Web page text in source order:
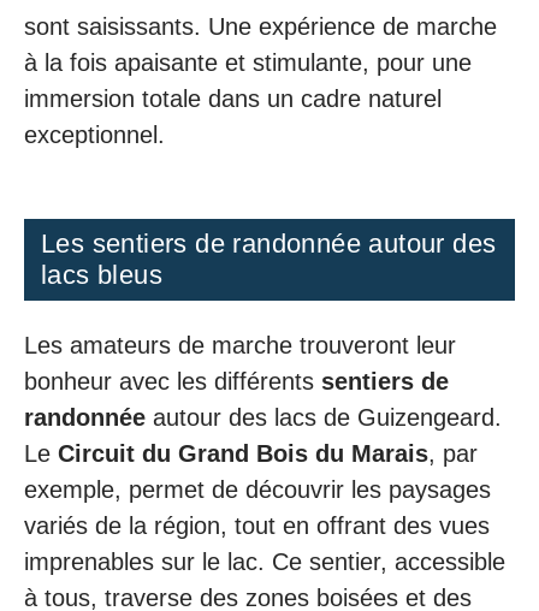
sont saisissants. Une expérience de marche
à la fois apaisante et stimulante, pour une
immersion totale dans un cadre naturel
exceptionnel.
Les sentiers de randonnée autour des
lacs bleus
Les amateurs de marche trouveront leur
bonheur avec les différents sentiers de
randonnée autour des lacs de Guizengeard.
Le Circuit du Grand Bois du Marais, par
exemple, permet de découvrir les paysages
variés de la région, tout en offrant des vues
imprenables sur le lac. Ce sentier, accessible
à tous, traverse des zones boisées et des